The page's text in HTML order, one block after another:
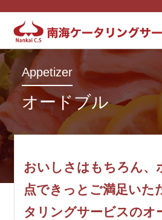
Appetizer
オードブル
おいしさはもちろん、
点できっとご満足いた
タリングサービスのオ